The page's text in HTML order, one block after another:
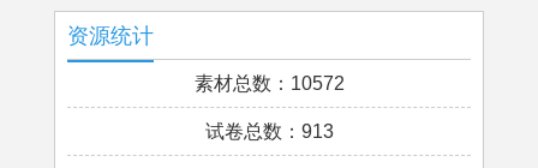
资源统计
素材总数：10572
试卷总数：913